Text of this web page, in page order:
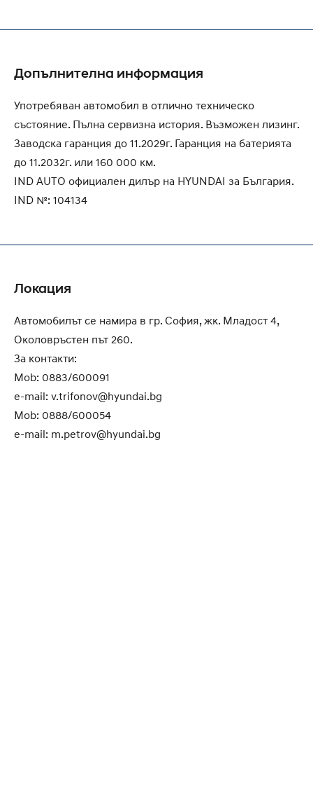
Допълнителна информация
Употребяван автомобил в отлично техническо
състояние. Пълна сервизна история. Възможен лизинг.
Заводска гаранция до 11.2029г. Гаранция на батерията
до 11.2032г. или 160 000 км.
IND AUTO официален дилър на HYUNDAI за България.
IND №: 104134
Локация
Автомобилът се намира в гр. София, жк. Младост 4,
Околовръстен път 260.
За контакти:
Mob: 0883/600091
e-mail: v.trifonov@hyundai.bg
Mob: 0888/600054
e-mail: m.petrov@hyundai.bg